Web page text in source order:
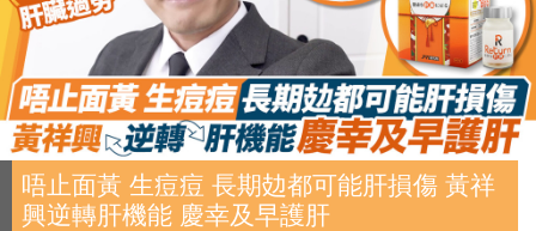
唔止面黃 生痘痘 長期攰都可能肝損傷 黃祥
興逆轉肝機能 慶幸及早護肝